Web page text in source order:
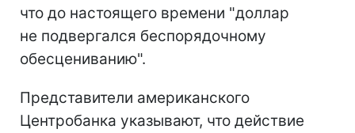
что до настоящего времени "доллар
не подвергался беспорядочному
обесцениванию".
Представители американского
Центробанка указывают, что действие